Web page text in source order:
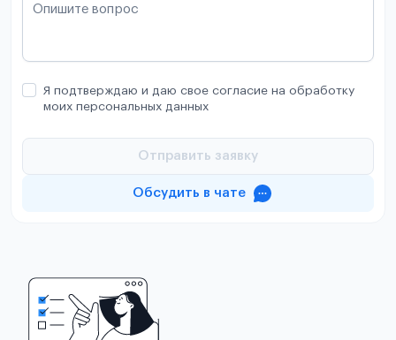
Опишите вопрос
Я подтверждаю и даю свое согласие на обработку
моих персональных данных
Отправить заявку
Обсудить в чате